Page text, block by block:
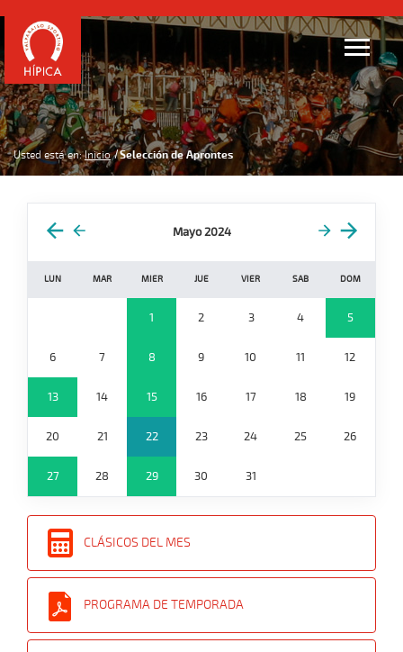
Usted está en: Inicio Selección de Aprontes
Mayo 2024
LUN MAR MIER JUE VIER SAB DOM
1 2 3 4 5
6 7 8 9 10 11 12
13 14 15 16 17 18 19
20 21 22 23 24 25 26
27 28 29 30 31
CLÁSICOS DEL MES
PROGRAMA DE TEMPORADA